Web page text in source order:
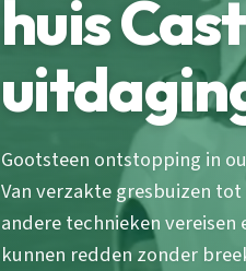
huis
Gootsteen ontstopping in
Van verzakte gresbuizen
andere technieken
kunnen redden zonder